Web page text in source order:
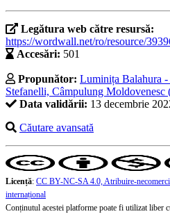
Legătura web către resursă:
https://wordwall.net/ro/resource/
Accesări: 501
Propunător: Luminița Balahura -
Stefanelli, Câmpulung Moldovenesc
Data validării: 13 decembrie
Căutare avansată
Licență: CC BY-NC-SA 4.0, Atribuire-
internațional
Conținutul acestei platforme poate fi utilizat liber